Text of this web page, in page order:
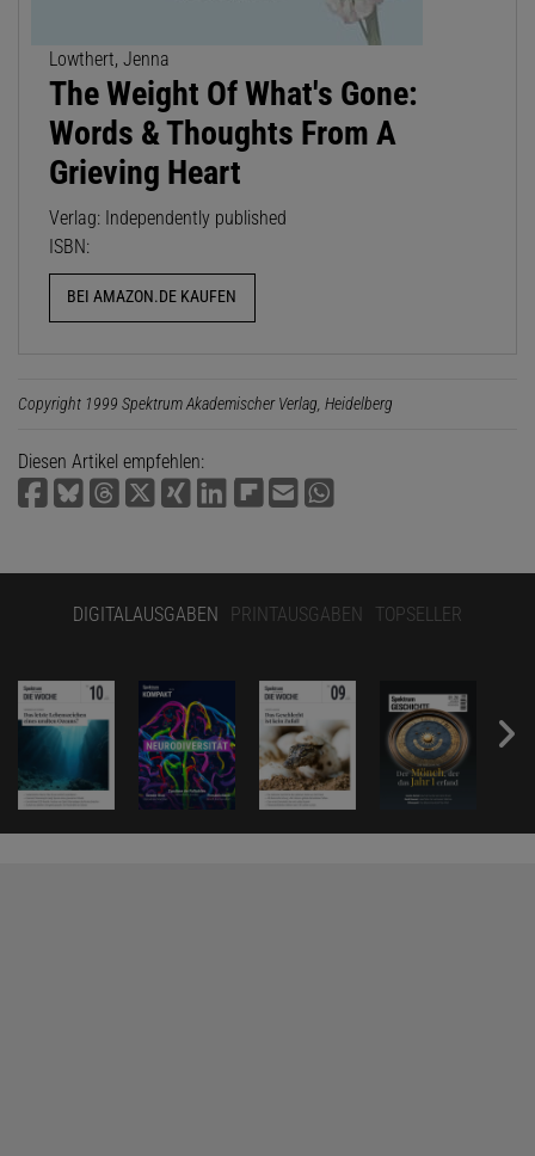
Lowthert, Jenna
The Weight Of What's Gone:
Words & Thoughts From A
Grieving Heart
Verlag: Independently published
ISBN:
BEI AMAZON.DE KAUFEN
Copyright 1999 Spektrum Akademischer Verlag, Heidelberg
Diesen Artikel empfehlen:
DIGITALAUSGABEN PRINTAUSGABEN TOPSELLER